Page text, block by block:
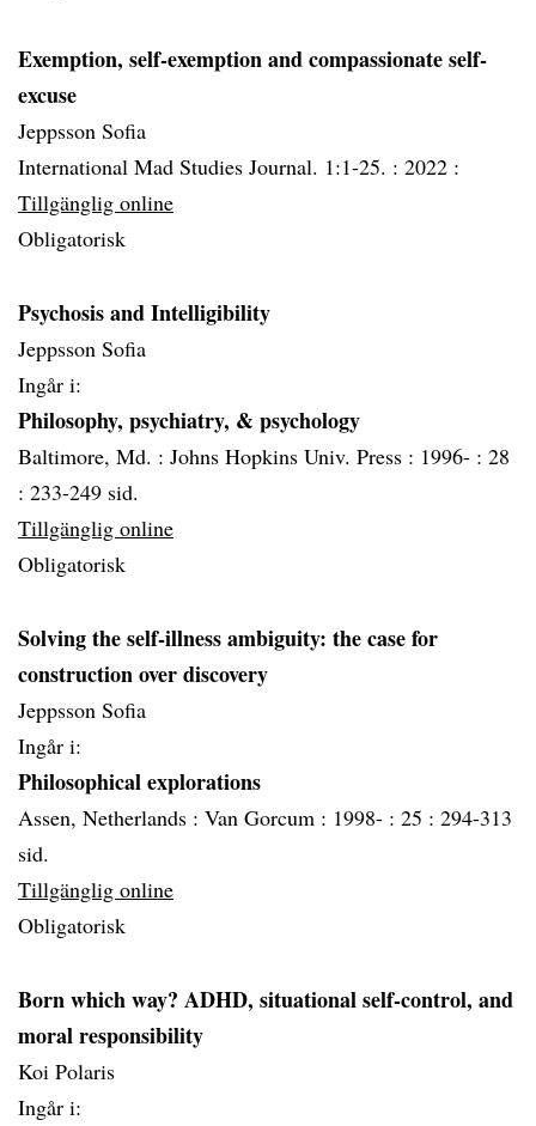
Exemption, self-exemption and compassionate self-
excuse
Jeppsson Sofia
International Mad Studies Journal. 1:1-25. : 2022 :
Tillgänglig online
Obligatorisk
Psychosis and Intelligibility
Jeppsson Sofia
Ingår i:
Philosophy, psychiatry, & psychology
Baltimore, Md. : Johns Hopkins Univ. Press : 1996- : 28
: 233-249 sid.
Tillgänglig online
Obligatorisk
Solving the self-illness ambiguity: the case for
construction over discovery
Jeppsson Sofia
Ingår i:
Philosophical explorations
Assen, Netherlands : Van Gorcum : 1998- : 25 : 294-313
sid.
Tillgänglig online
Obligatorisk
Born which way? ADHD, situational self-control, and
moral responsibility
Koi Polaris
Ingår i: